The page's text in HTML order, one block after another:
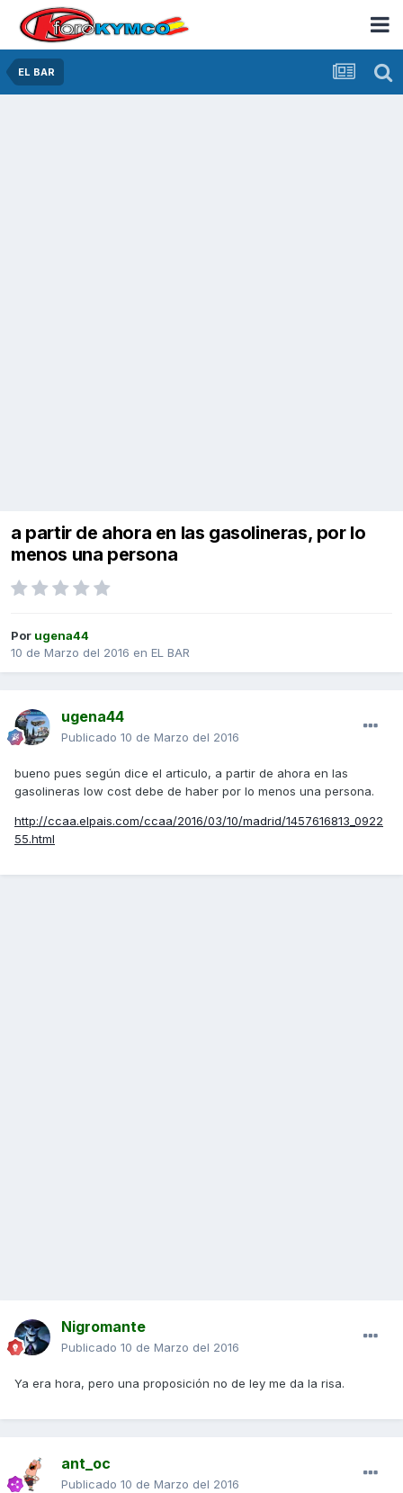
EL BAR
a partir de ahora en las gasolineras, por lo
menos una persona
Por ugena44
10 de Marzo del 2016 en EL BAR
ugena44
Publicado 10 de Marzo del 2016
bueno pues según dice el articulo, a partir de ahora en las
gasolineras low cost debe de haber por lo menos una persona.
http://ccaa.elpais.com/ccaa/2016/03/10/madrid/1457616813_0922
55.html
Nigromante
Publicado 10 de Marzo del 2016
Ya era hora, pero una proposición no de ley me da la risa.
ant_oc
Publicado 10 de Marzo del 2016